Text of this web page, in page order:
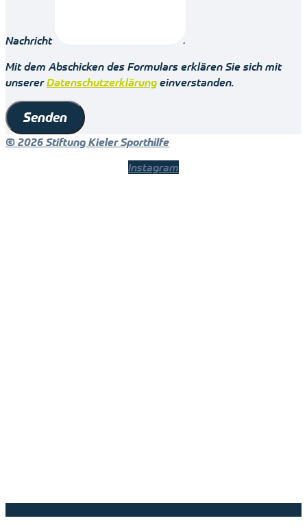
Nachricht
Mit dem Abschicken des Formulars erklären Sie sich mit
unsererDatenschutzerklärung einverstanden.
Senden
© 2026 Stiftung Kieler Sporthilfe
Instagram